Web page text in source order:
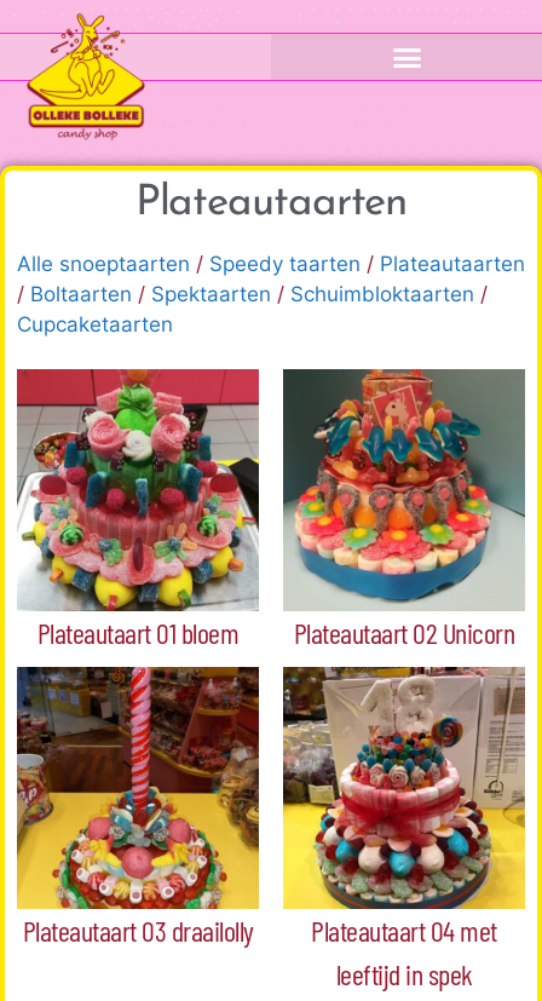
Plateautaarten
Alle snoeptaarten / Speedy taarten / Plateautaarten
/ Boltaarten / Spektaarten / Schuimbloktaarten /
Cupcaketaarten
Plateautaart 01 bloem Plateautaart 02 Unicorn
Plateautaart 03 draailolly
Plateautaart 04 met
leeftijd in spek